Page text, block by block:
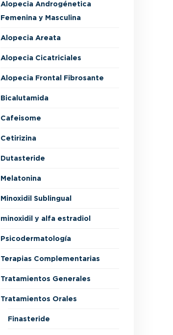
Alopecia Androgénetica
Femenina y Masculina
Alopecia Areata
Alopecia Cicatriciales
Alopecia Frontal Fibrosante
Bicalutamida
Cafeisome
Cetirizina
Dutasteride
Melatonina
Minoxidil Sublingual
minoxidil y alfa estradiol
Psicodermatología
Terapias Complementarias
Tratamientos Generales
Tratamientos Orales
Finasteride